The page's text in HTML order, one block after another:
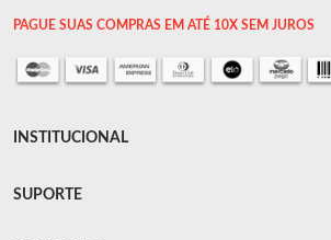
PAGUE SUAS COMPRAS EM ATÉ 10X SEM JUROS
INSTITUCIONAL
SUPORTE